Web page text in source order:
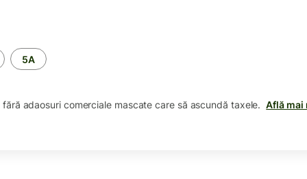
5A
adaosuri comerciale mascate care să ascundă taxele. Află mai